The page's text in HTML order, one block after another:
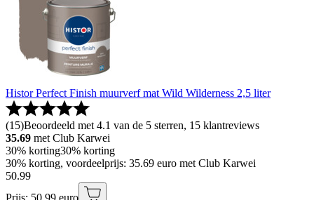
Histor Perfect Finish muurverf mat Wild Wilderness 2,5 liter
(15)Beoordeeld met 4.1 van de 5 sterren, 15 klantreviews
35.69 met Club Karwei
30% korting30% korting
30% korting, voordeelprijs: 35.69 euro met Club Karwei
50.99
Prijs: 50.99 euro